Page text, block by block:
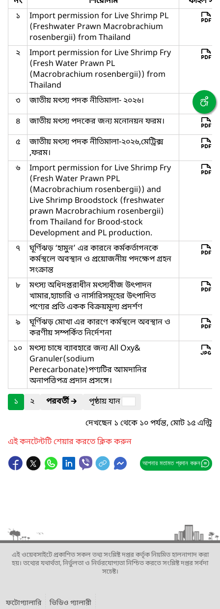
১
Import permission for Live Shrimp PL
(Freshwater Prawn Macrobrachium
rosenbergii) from Thailand
২
Import permission for Live Shrimp Fry
(Fresh Water Prawn PL
(Macrobrachium rosenbergii)) from
Thailand
৩
জাতীয় মৎস্য পদক নীতিমালা- ২০২৬।
৪
জাতীয় মৎস্য পদকের জন্য মনোনয়ন ফরম।
৫
জাতীয় মৎস্য পদক নীতিমালা-২০২৬,মেট্রিক্স
,ফরম।
৬
Import permission for Live Shrimp Fry
(Fresh Water Prawn PPL
(Macrobrachium rosenbergii)) and
Live Shrimp Broodstock (freshwater
prawn Macrobrachium rosenbergii)
from Thailand for Brood-stock
Development and PL production.
৭
ঘূর্ণিঝড় ‘হামুন’ এর কারনে কর্মকর্তাগনকে
কর্মস্থলে অবস্থান ও প্রয়োজনীয় পদক্ষেপ গ্রহন
সংক্রান্ত
৮
মৎস্য অধিদপ্তরাধীন মৎস্যবীজ উৎপাদন
খামার,হ্যাচারি ও নার্সারিসমূহের উৎপাদিত
পণ্যের প্রতি একক বিক্রয়মূল্য প্রদর্শণ
৯
ঘূর্ণিঝড় মোখা এর কারণে কর্মস্থলে অবস্থান ও
করণীয় সম্পর্কিত নির্দেশনা
১০
মৎস্য চাষে ব্যাবহারে জন্য All Oxy&
Granuler(sodium
Perecarbonate)পণ্যটির আমদানির
অনাপত্তিপত্র প্রদান প্রসঙ্গে।
১
২ পরবর্তী🡲
পৃষ্ঠায় যান
দেখছেন ১ থেকে ১০ পর্যন্ত, মোট ১৫ এন্ট্রি
এই কনটেন্টটি শেয়ার করতে ক্লিক করুন
আপনার মতামত প্রদান করুন
এই ওয়েবসাইটে প্রকাশিত সকল তথ্য সংশ্লিষ্ট দপ্তর কর্তৃক নিয়মিত হালনাগাদ করা
হয়। তথ্যের যথার্থতা, নির্ভুলতা ও নির্ভরযোগ্যতা নিশ্চিত করতে সংশ্লিষ্ট দপ্তর সর্বদা
সচেষ্ট।
ফটোগ্যালারি ভিডিও গ্যালারী